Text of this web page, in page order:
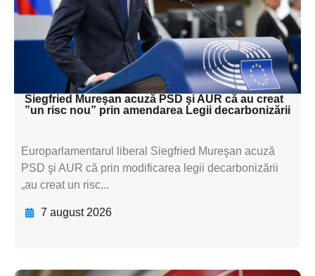
subtitluAdaugă aici
textul pentru
subtitluAdaugă aici
textul pentru subti
Siegfried Mureşan acuză PSD şi AUR că au creat
”un risc nou” prin amendarea Legii decarbonizării
Europarlamentarul liberal Siegfried Mureşan acuză
PSD şi AUR că prin modificarea legii decarbonizării
„au creat un risc...
7 august 2026